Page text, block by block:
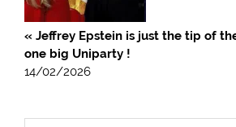
« Jeffrey Epstein is just the tip of
one big Uniparty !
14/02/2026